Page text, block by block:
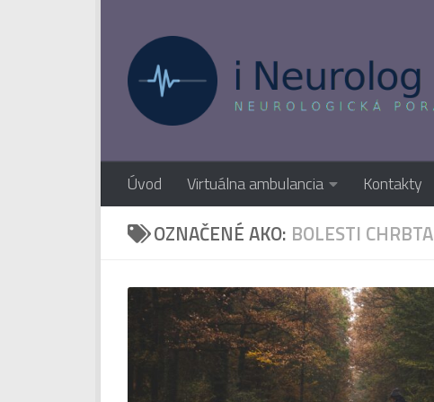
Úvod Virtuálna ambulancia Kontakty
OZNAČENÉ AKO: BOLESTI CHRBTA